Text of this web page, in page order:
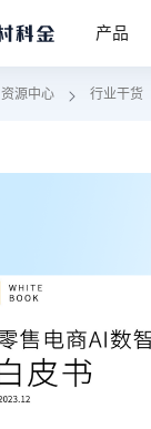
产品
资源中心 行业干货